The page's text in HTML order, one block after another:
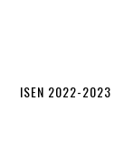
ISEN 2022-2023